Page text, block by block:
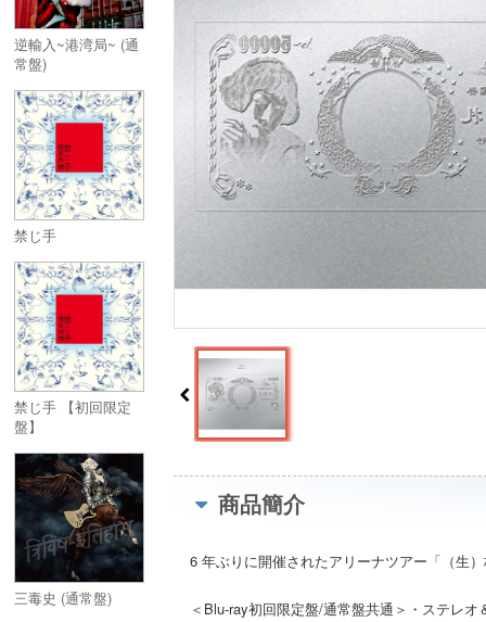
逆輸入~港湾局~ (通
常盤)
禁じ手
禁じ手 【初回限定
盤】
三毒史 (通常盤)
商品簡介
6 年ぶりに開催されたアリーナツアー「（生
＜Blu-ray初回限定盤/通常盤共通＞・ステレ